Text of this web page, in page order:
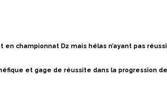
championnat D2 mais hélas n’ayant pas
et gage de réussite dans la progression